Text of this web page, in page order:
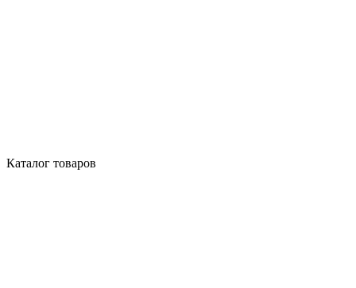
Каталог товаров